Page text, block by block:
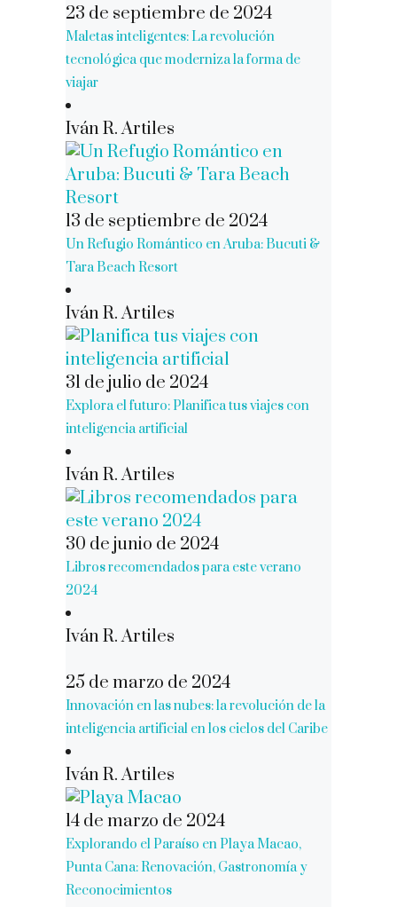
23 de septiembre de 2024
Maletas inteligentes: La revolución
tecnológica que moderniza la forma de
viajar
Iván R. Artiles
13 de septiembre de 2024
Un Refugio Romántico en Aruba: Bucuti &
Tara Beach Resort
Iván R. Artiles
31 de julio de 2024
Explora el futuro: Planifica tus viajes con
inteligencia artificial
Iván R. Artiles
30 de junio de 2024
Libros recomendados para este verano
2024
Iván R. Artiles
25 de marzo de 2024
Innovación en las nubes: la revolución de la
inteligencia artificial en los cielos del Caribe
Iván R. Artiles
14 de marzo de 2024
Explorando el Paraíso en Playa Macao,
Punta Cana: Renovación, Gastronomía y
Reconocimientos